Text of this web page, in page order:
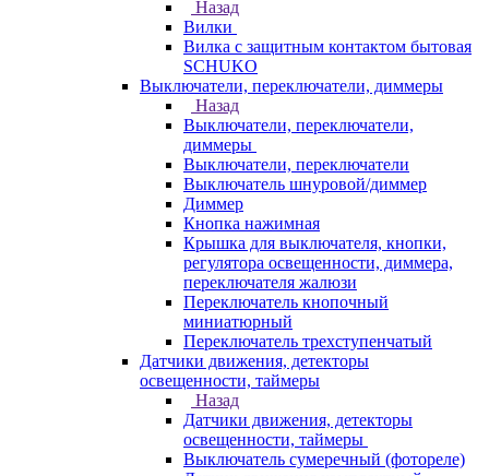
Назад
Вилки
Вилка с защитным контактом бытовая
SCHUKO
Выключатели, переключатели, диммеры
Назад
Выключатели, переключатели,
диммеры
Выключатели, переключатели
Выключатель шнуровой/диммер
Диммер
Кнопка нажимная
Крышка для выключателя, кнопки,
регулятора освещенности, диммера,
переключателя жалюзи
Переключатель кнопочный
миниатюрный
Переключатель трехступенчатый
Датчики движения, детекторы
освещенности, таймеры
Назад
Датчики движения, детекторы
освещенности, таймеры
Выключатель сумеречный (фотореле)